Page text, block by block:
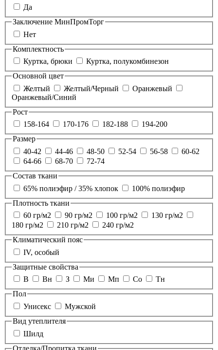
Да
Заключение МинПромТорг
Нет
Комплектность
Куртка, брюки
Куртка, полукомбинезон
Основной цвет
Желтый
Желтый/Черный
Оранжевый
Оранжевый/Синий
Рост
158-164
170-176 182-188
194-200
Размер
40-42
44-46 48-50 52-54 56-58
60-62
64-66
68-70
72-74
Состав ткани
65% полиэфир / 35% хлопок
100% полиэфир
Плотность ткани
60 гр/м2
90 гр/м2 100 гр/м2
130 гр/м2
180 гр/м2
210 гр/м2
240 гр/м2
Климатический пояс
IV, особый
Защитные свойства
В
Вн З Ми Мп Со
Тн
Пол
Унисекс
Мужской
Вид утеплителя
Шилд
Отделка/Пропитка ткани